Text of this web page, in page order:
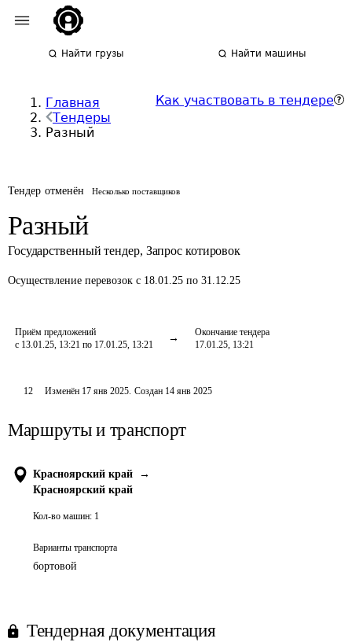
Найти грузы Найти машины
Главная
Тендеры
Разный
Как участвовать в тендере
Тендер отменён Несколько поставщиков
Разный
Государственный тендер, Запрос котировок
Осуществление перевозок с 18.01.25 по 31.12.25
Приём предложений
с 13.01.25, 13:21 по 17.01.25, 13:21
Окончание тендера
17.01.25, 13:21
12 Изменён 17 янв 2025. Создан 14 янв 2025
Маршруты и транспорт
Красноярский край
→
Красноярский край
Кол-во машин: 1
Варианты транспорта
бортовой
Тендерная документация